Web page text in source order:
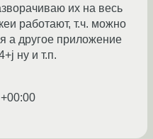
их на весь
работают, т.ч. можно
а другое приложение
ну и т.п.